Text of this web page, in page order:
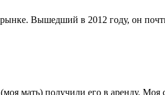
Вышедший в 2012 году, он
мать) получили его в аренду. Моя